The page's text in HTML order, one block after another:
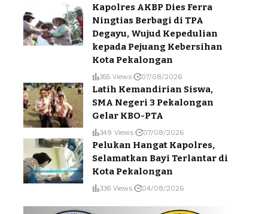
Kapolres AKBP Dies Ferra
Ningtias Berbagi di TPA
Degayu, Wujud Kepedulian
kepada Pejuang Kebersihan
Kota Pekalongan
355 Views 07/08/2026
Latih Kemandirian Siswa,
SMA Negeri 3 Pekalongan
Gelar KBO-PTA
349 Views 07/08/2026
Pelukan Hangat Kapolres,
Selamatkan Bayi Terlantar di
Kota Pekalongan
336 Views 04/08/2026